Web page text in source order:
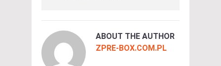
ABOUT THE AUTHOR
ZPRE-BOX.COM.PL